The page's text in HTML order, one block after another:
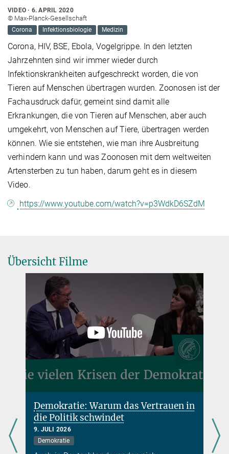
VIDEO 6. APRIL 2020
© Max-Planck-Gesellschaft
Corona Infektionsbiologie Medizin
Corona, HIV, BSE, Ebola, Vogelgrippe. In den letzten
Jahrzehnten sind wir immer wieder durch
Infektionskrankheiten aufgeschreckt worden, die von
Tieren auf Menschen übertragen wurden. Zoonosen ist der
Fachausdruck dafür, gemeint sind damit alle
Erkrankungen, die von Tieren auf Menschen, aber auch
umgekehrt, von Menschen auf Tiere, übertragen werden
können. Wie sie entstehen, wie man ihre Ausbreitung
verhindern kann und was Zoonosen mit dem weltweiten
Artensterben zu tun haben, darum geht es in diesem
Video.
https://www.youtube.com/watch?v=p3WdkD6SZdM
Übersicht Filme
Demokratie: Warum das Vertrauen in
die Politik schwindet
9. JULI 2026
Demokratie